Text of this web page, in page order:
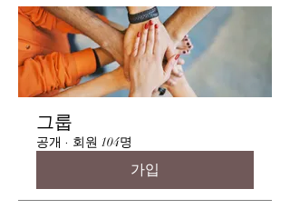
그룹
공개 · 회원 104명
가입